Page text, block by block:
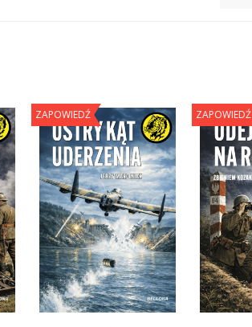
ZAPOWIEDŹ ZAPOWIEDŹ